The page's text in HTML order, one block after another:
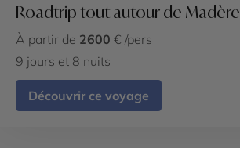
Roadtrip tout autour de Madère
À partir de 2600 € /pers
9 jours et 8 nuits
Découvrir ce voyage